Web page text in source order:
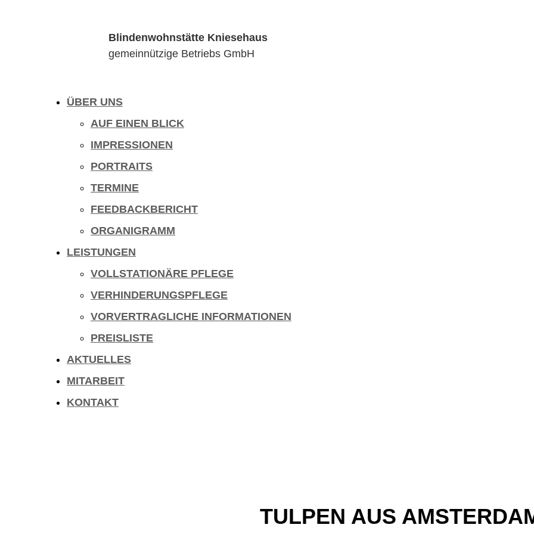
Blindenwohnstätte Kniesehaus
gemeinnützige Betriebs GmbH
ÜBER UNS
AUF EINEN BLICK
IMPRESSIONEN
PORTRAITS
TERMINE
FEEDBACKBERICHT
ORGANIGRAMM
LEISTUNGEN
VOLLSTATIONÄRE PFLEGE
VERHINDERUNGSPFLEGE
VORVERTRAGLICHE INFORMATIONEN
PREISLISTE
AKTUELLES
MITARBEIT
KONTAKT
TULPEN AUS